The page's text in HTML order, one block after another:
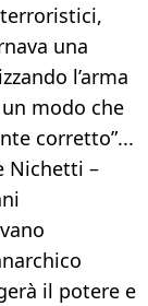
una
l’arma
modo che
corretto”...
Nichetti –
il potere e